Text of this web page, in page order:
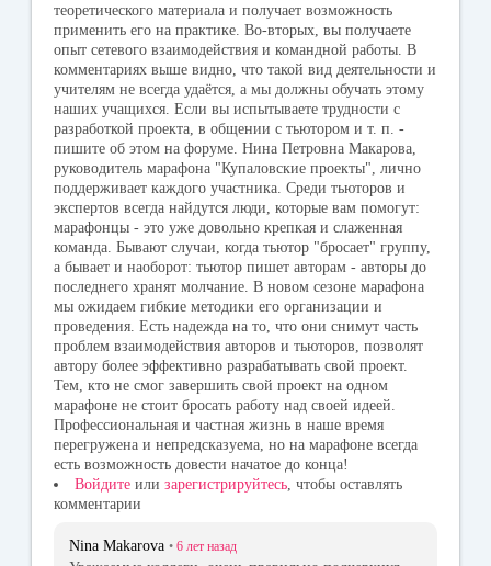
теоретического материала и получает возможность
применить его на практике. Во-вторых, вы получаете
опыт сетевого взаимодействия и командной работы. В
комментариях выше видно, что такой вид деятельности и
учителям не всегда удаётся, а мы должны обучать этому
наших учащихся. Если вы испытываете трудности с
разработкой проекта, в общении с тьютором и т. п. -
пишите об этом на форуме. Нина Петровна Макарова,
руководитель марафона "Купаловские проекты", лично
поддерживает каждого участника. Среди тьюторов и
экспертов всегда найдутся люди, которые вам помогут:
марафонцы - это уже довольно крепкая и слаженная
команда. Бывают случаи, когда тьютор "бросает" группу,
а бывает и наоборот: тьютор пишет авторам - авторы до
последнего хранят молчание. В новом сезоне марафона
мы ожидаем гибкие методики его организации и
проведения. Есть надежда на то, что они снимут часть
проблем взаимодействия авторов и тьюторов, позволят
автору более эффективно разрабатывать свой проект.
Тем, кто не смог завершить свой проект на одном
марафоне не стоит бросать работу над своей идеей.
Профессиональная и частная жизнь в наше время
перегружена и непредсказуема, но на марафоне всегда
есть возможность довести начатое до конца!
Войдите или зарегистрируйтесь , чтобы оставлять
комментарии
Nina Makarova • 6 лет назад